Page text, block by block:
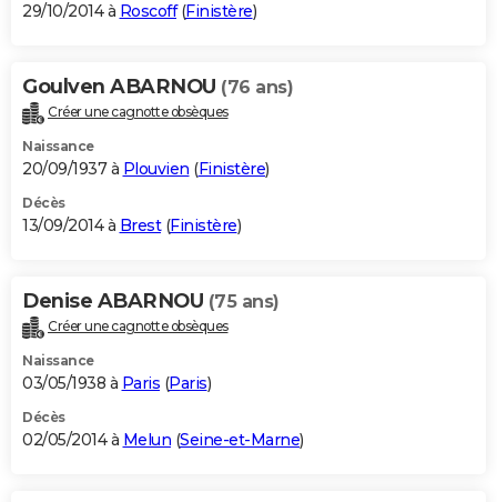
29/10/2014 à Roscoff(Finistère)
Goulven ABARNOU (76 ans)
Créer une cagnotte obsèques
Naissance
20/09/1937 à Plouvien (Finistère)
Décès
13/09/2014 à Brest(Finistère)
Denise ABARNOU (75 ans)
Créer une cagnotte obsèques
Naissance
03/05/1938 à Paris (Paris)
Décès
02/05/2014 à Melun (Seine-et-Marne)